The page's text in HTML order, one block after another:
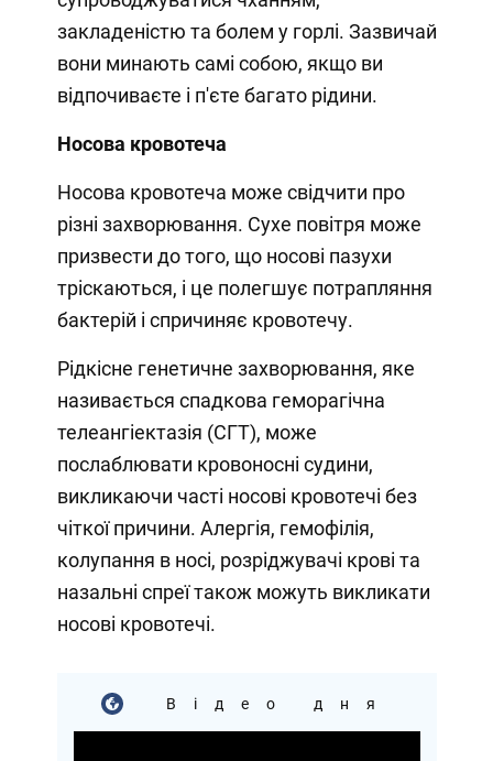
закладеністю та болем у горлі. Зазвичай
вони минають самі собою, якщо ви
відпочиваєте і п'єте багато рідини.
Носова кровотеча
Носова кровотеча може свідчити про
різні захворювання. Сухе повітря може
призвести до того, що носові пазухи
тріскаються, і це полегшує потрапляння
бактерій і спричиняє кровотечу.
Рідкісне генетичне захворювання, яке
називається спадкова геморагічна
телеангіектазія (СГТ), може
послаблювати кровоносні судини,
викликаючи часті носові кровотечі без
чіткої причини. Алергія, гемофілія,
колупання в носі, розріджувачі крові та
назальні спреї також можуть викликати
носові кровотечі.
Відео дня